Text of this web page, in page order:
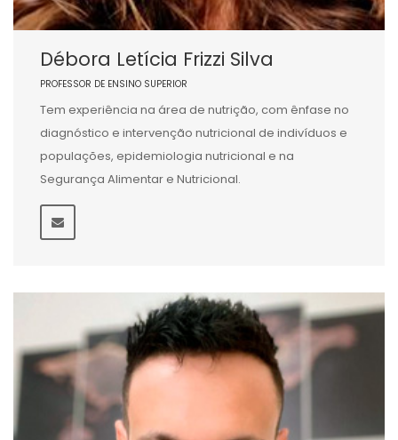
Débora Letícia Frizzi Silva
PROFESSOR DE ENSINO SUPERIOR
Tem experiência na área de nutrição, com ênfase no
diagnóstico e intervenção nutricional de indivíduos e
populações, epidemiologia nutricional e na
Segurança Alimentar e Nutricional.